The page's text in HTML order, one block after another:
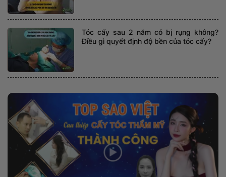
Tóc cấy sau 2 năm có bị rụng không?
Điều gì quyết định độ bền của tóc cấy?